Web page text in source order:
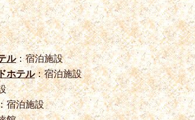
ル：宿泊施設
ホテル：宿泊施設
宿泊施設